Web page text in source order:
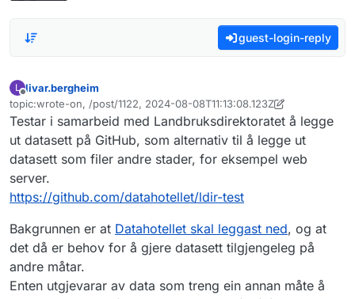
guest-login-reply
L
Frakoblet
livar.bergheim
topic:wrote-on, /post/1122, 2024-08-08T11:13:08.123Z
Sist endret av livar.bergheim
Testar i samarbeid med Landbruksdirektoratet å legge
ut datasett på GitHub, som alternativ til å legge ut
datasett som filer andre stader, for eksempel web
server.
https://github.com/datahotellet/ldir-test
Bakgrunnen er at Datahotellet skal leggast ned, og at
det då er behov for å gjere datasett tilgjengeleg på
andre måtar.
Enten utgjevarar av data som treng ein annan måte å